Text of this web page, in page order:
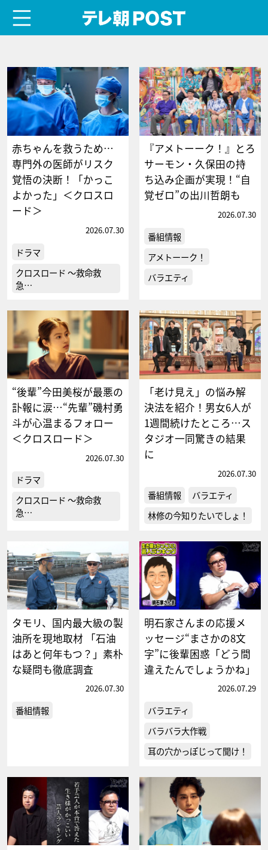
赤ちゃんを救うため…
専門外の医師がリスク
覚悟の決断！「かっこ
よかった」＜クロスロ
ード＞
2026.07.30
ドラマ
クロスロード ～救命救
急…
『アメトーーク！』とろ
サーモン・久保田の持
ち込み企画が実現！“自
覚ゼロ”の出川哲朗も
2026.07.30
番組情報
アメトーーク！
バラエティ
“後輩”今田美桜が最悪の
訃報に涙…“先輩”磯村勇
斗が心温まるフォロー
＜クロスロード＞
2026.07.30
ドラマ
クロスロード ～救命救
急…
「老け見え」の悩み解
決法を紹介！男女6人が
1週間続けたところ…ス
タジオ一同驚きの結果
に
2026.07.30
番組情報
バラエティ
林修の今知りたいでしょ！
タモリ、国内最大級の製
油所を現地取材 「石油
はあと何年もつ？」素朴
な疑問も徹底調査
2026.07.30
番組情報
明石家さんまの応援メ
ッセージ“まさかの8文
字”に後輩困惑「どう間
違えたんでしょうかね」
2026.07.29
バラエティ
バラバラ大作戦
耳の穴かっぽじって聞け！